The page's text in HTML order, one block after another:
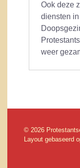
Ook deze
diensten
weer
© 2026
Layout gebaseerd